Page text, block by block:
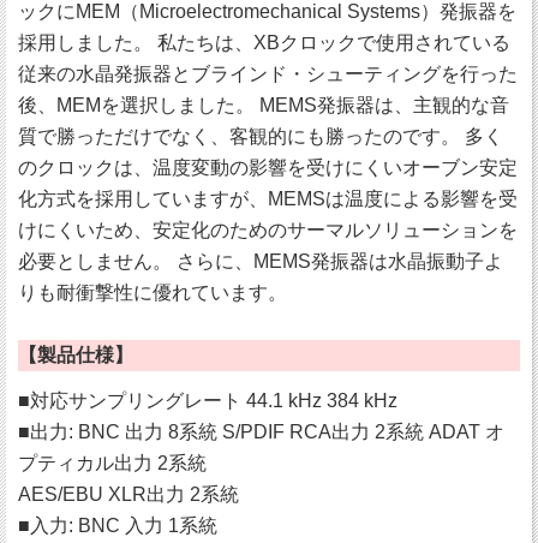
ックにMEM（Microelectromechanical Systems）発振器を
採用しました。 私たちは、XBクロックで使用されている
従来の水晶発振器とブラインド・シューティングを行った
後、MEMを選択しました。 MEMS発振器は、主観的な音
質で勝っただけでなく、客観的にも勝ったのです。 多く
のクロックは、温度変動の影響を受けにくいオーブン安定
化方式を採用していますが、MEMSは温度による影響を受
けにくいため、安定化のためのサーマルソリューションを
必要としません。 さらに、MEMS発振器は水晶振動子よ
りも耐衝撃性に優れています。
【製品仕様】
■対応サンプリングレート 44.1 kHz 384 kHz
■出力: BNC 出力 8系統 S/PDIF RCA出力 2系統 ADAT オ
プティカル出力 2系統
AES/EBU XLR出力 2系統
■入力: BNC 入力 1系統